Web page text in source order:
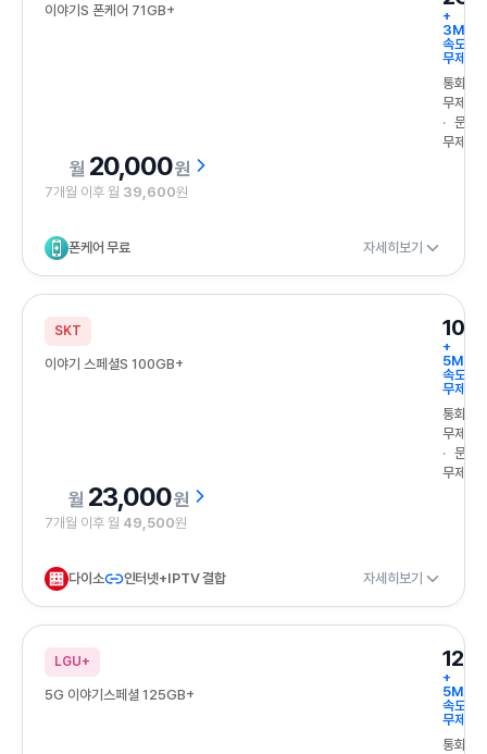
이야기S 폰케어 71GB+
+
속도
무제한
통화
무제한
문자
무제한
20,000원
7개월 이후 월 39,600원
폰케어 무료 자세히보기
SKT
이야기 스페셜S 100GB+
+
속도
무제한
통화
무제한
문자
무제한
23,000원
7개월 이후 월 49,500원
다이소 인터넷+IPTV 결합 자세히보기
LGU+
5G 이야기스페셜 125GB+
+
속도
무제한
통화